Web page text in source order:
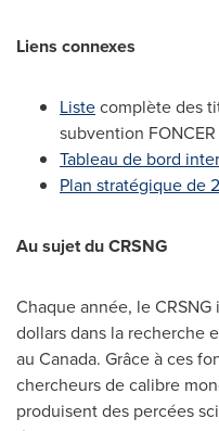
Liens connexes
Listecomplète des
subvention FONCER
Tableau de bord
Plan stratégique de
Au sujet du CRSNG
Chaque année, le
dollars dans la recherche
au Canada. Grâce à ces
chercheurs de calibre
produisent des percées